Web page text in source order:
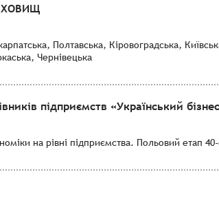
Полтавська, Кіровоградська,
Чернівецька
підприємств «Український
на рівні підприємства. Польовий етап 40-